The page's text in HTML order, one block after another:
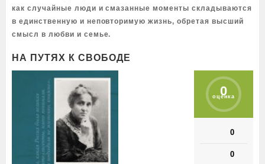
как случайные люди и смазанные моменты складываются
в единственную и неповторимую жизнь, обретая высший
смысл в любви и семье.
НА ПУТЯХ К СВОБОДЕ
0
оценка
0
0